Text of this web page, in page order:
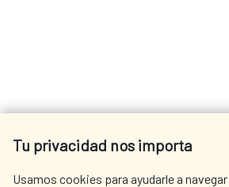
Tu privacidad nos importa
Usamos cookies para ayudarle a